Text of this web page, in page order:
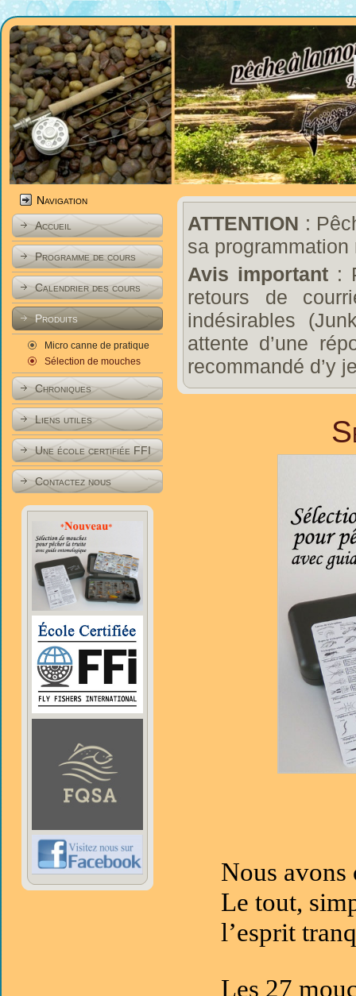
Navigation
Accueil
Programme de cours
Calendrier des cours
Produits
Micro canne de pratique
Sélection de mouches
Chroniques
Liens utiles
Une école certifiée FFI
Contactez nous
ATTENTION :
sa
Avis important :
retours de
indésirables
attente d’une
recommandé d’y
Nous
Le tout,
l’esprit
Les 27